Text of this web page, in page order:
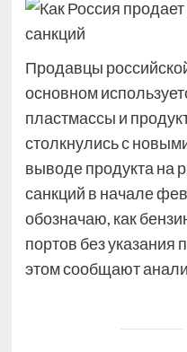
Продавцы
основном
пластмассы и
столкнулись с
выводе продукта на
санкций в начале
обозначаю, как
портов без указания
этом сообщают